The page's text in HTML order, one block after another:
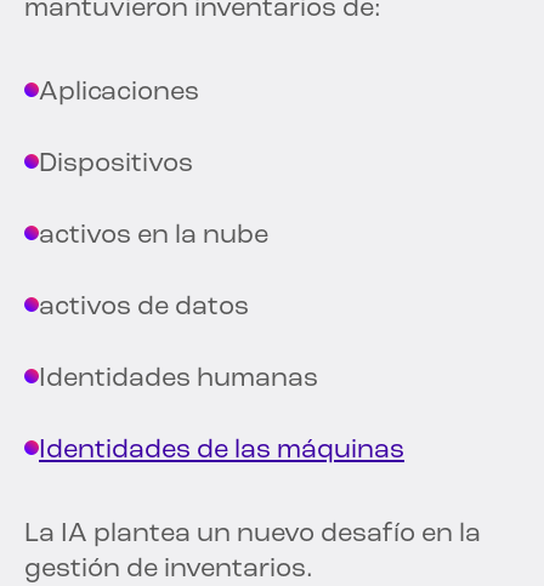
mantuvieron inventarios de:
Aplicaciones
Dispositivos
activos en la nube
activos de datos
Identidades humanas
Identidades de las máquinas
La IA plantea un nuevo desafío en la
gestión de inventarios.